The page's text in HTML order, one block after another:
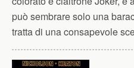
può sembrare solo una
tratta di una consapevole